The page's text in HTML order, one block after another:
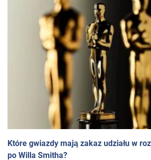
Które gwiazdy mają zakaz udziału w
po Willa Smitha?